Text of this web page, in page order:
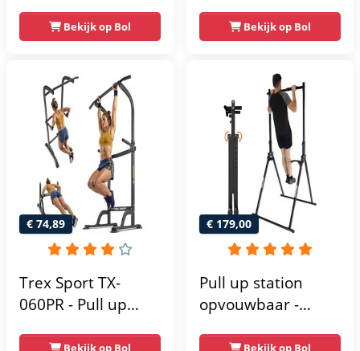
- Dip Station - Pull
Up Bar -
Krachtstation -
Power Rack -
Verstelbaar -
Krachttraining
Bekijk op Bol
vrijstaand | dip
barren rugtrainer |
krachtstation
krachttoren |
fitnessstation |
power rack voor
thuis gym |
krachttraining voor
thuis
Bekijk op Bol
€ 74,89
Trex Sport TX-
060PR - Pull up
Bekijk op Bol
€ 179,00
Pull up station
opvouwbaar -
Bekijk op Bol